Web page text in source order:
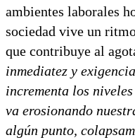
ambientes laborales
sociedad vive un
que contribuye al
inmediatez y
incrementa los
va erosionando
algún punto,